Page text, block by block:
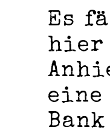
Es
hier
eine